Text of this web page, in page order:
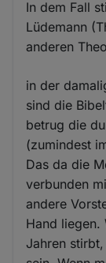
In dem Fall
Lüdemann
anderen
in der
sind die
betrug die
(zumindest
Das da die
verbunden
andere
Hand liegen.
Jahren